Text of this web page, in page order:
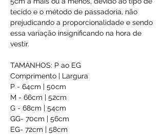
tecido e o método de passadoria, não
prejudicando a proporcionalidade e sendo
essa variação insignificando na hora de
vestir.
TAMANHOS: P ao EG
Comprimento | Largura
P - 64cm | 50cm
M - 66cm | 52cm
G - 68cm | 54cm
GG- 70cm | 56cm
EG- 72cm | 58cm